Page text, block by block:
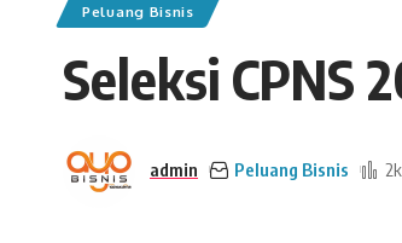
Peluang Bisnis
Seleksi CPNS
admin Peluang Bisnis